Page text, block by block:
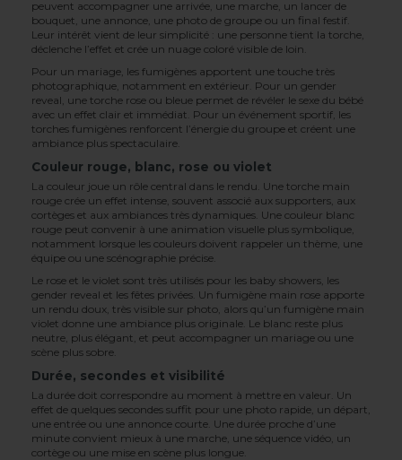
peuvent accompagner une arrivée, une marche, un lancer de
bouquet, une annonce, une photo de groupe ou un final festif.
Leur intérêt vient de leur simplicité : une personne tient la torche,
déclenche l’effet et crée un nuage coloré visible de loin.
Pour un mariage, les fumigènes apportent une touche très
photographique, notamment en extérieur. Pour un gender
reveal, une torche rose ou bleue permet de révéler le sexe du bébé
avec un effet clair et immédiat. Pour un événement sportif, les
torches fumigènes renforcent l’énergie du groupe et créent une
ambiance plus spectaculaire.
Couleur rouge, blanc, rose ou violet
La couleur joue un rôle central dans le rendu. Une torche main
rouge crée un effet intense, souvent associé aux supporters, aux
cortèges et aux ambiances très dynamiques. Une couleur blanc
rouge peut convenir à une animation visuelle plus symbolique,
notamment lorsque les couleurs doivent rappeler un thème, une
équipe ou une scénographie précise.
Le rose et le violet sont très utilisés pour les baby showers, les
gender reveal et les fêtes privées. Un fumigène main rose apporte
un rendu doux, très visible sur photo, alors qu’un fumigène main
violet donne une ambiance plus originale. Le blanc reste plus
neutre, plus élégant, et peut accompagner un mariage ou une
scène plus sobre.
Durée, secondes et visibilité
La durée doit correspondre au moment à mettre en valeur. Un
effet de quelques secondes suffit pour une photo rapide, un départ,
une entrée ou une annonce courte. Une durée proche d’une
minute convient mieux à une marche, une séquence vidéo, un
cortège ou une mise en scène plus longue.